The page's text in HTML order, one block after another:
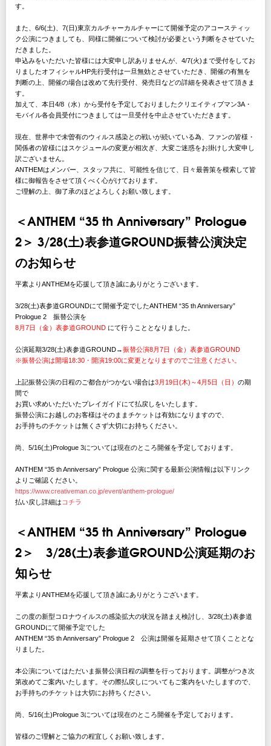
す。
また、6/6(土)、7(日)東京カルチャーカルチャーにて開催予定のアコースティッ
ク公演につきましても、同様に開催について検討が必要という判断をさせていた
だきました。
申込みをいただいた皆様には大変申し訳ありませんが、4/7(火)まで受付をしてお
りましたオフィシャルHP先行受付は一旦無効とさせていただき、開催の有無を
判断の上、開催の場合は改めて先行受付、発売日などの詳細を発表させて頂きま
す。
加えて、本日4/8（水）から受付を予定しておりましたクリエイティブマン3A・
モバイル各会員受付につきましては一旦受付を中止させていただきます。
現在、世界中で未曽有のウィルス感染との戦いが続いている為、ファンの皆様・
関係者の皆様にはスケジュールの変更が相次ぎ、大変ご迷惑をお掛けし大変申し
訳ございません。
ANTHEMはメンバー、スタッフ共に、可能性を信じて、日々最善策を模索して皆
様に御報告をさせて頂くべく心がけております。
ご理解の上、御了承のほどよろしくお願い致します。
＜ANTHEM “35 th Anniversary” Prologue
2＞ 3/28(土)表参道GROUND振替公演決定
のお知らせ
平素よりANTHEMを応援して頂き誠にありがとうございます。
3/28(土)表参道GROUNDにて開催予定でしたANTHEM “35 th Anniversary”
Prologue 2 振替公演を
8月7日（金）表参道GROUND にて行うこととなりました。
公演延期3/28(土)表参道GROUND→振替公演8月7日（金）表参道GROUND
※振替公演は開場18:30・開演19:00に変更となりますのでご注意ください。
上記振替公演の日程のご都合がつかない場合は3月19日(木)～4月5日（日） の期
間で
お買い求めいただいたプレイガイドにて払戻しをいたします。
振替公演にお越しのお客様はそのままチケットは有効になりますので、
お手持ちのチケットは無くさず大切にお持ちください。
尚、5/16(土)Prologue 3については現在のところ開催を予定しております。
ANTHEM “35 th Anniversary” Prologue 公演に関する最新公演情報は以下リンク
よりご確認ください。
https://www.creativeman.co.jp/event/anthem-prologue/
払い戻し詳細は コチラ
＜ANTHEM “35 th Anniversary” Prologue
2＞ 3/28(土)表参道GROUND公演延期のお
知らせ
平素よりANTHEMを応援して頂き誠にありがとうございます。
この度の新型コロナウイルスの感染拡大の状況を踏まえ検討し、3/28(土)表参道
GROUNDにて開催予定でした
ANTHEM “35 th Anniversary” Prologue 2 公演は開催を延期させて頂くこととな
りました。
本公演についてはただいま振替公演日程の調整を行っております。調整がつき次
第改めてご案内いたします。その際払戻しについてもご案内をいたしますので、
お手持ちのチケットは大切にお持ちください。
尚、5/16(土)Prologue 3については現在のところ開催を予定しております。
皆様のご理解とご協力の程宜しくお願い致します。